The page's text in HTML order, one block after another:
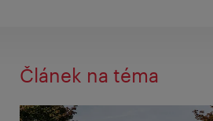
Článek na téma